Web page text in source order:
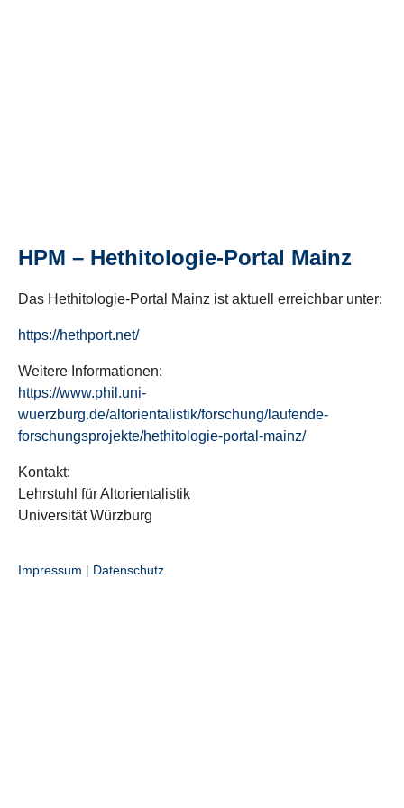
HPM – Hethitologie-Portal Mainz
Das Hethitologie-Portal Mainz ist aktuell erreichbar unter:
https://hethport.net/
Weitere Informationen:
https://www.phil.uni-
wuerzburg.de/altorientalistik/forschung/laufende-
forschungsprojekte/hethitologie-portal-mainz/
Kontakt:
Lehrstuhl für Altorientalistik
Universität Würzburg
Impressum | Datenschutz